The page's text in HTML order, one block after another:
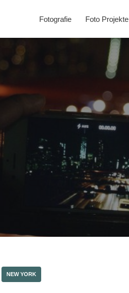
Fotografie Foto Projekte
NEW YORK